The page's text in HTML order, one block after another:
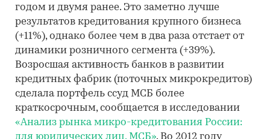
годом и двумя ранее. Это заметно лучше
результатов кредитования крупного бизнеса
(+11%), однако более чем в два раза отстает от
динамики розничного сегмента (+39%).
Возросшая активность банков в развитии
кредитных фабрик (поточных микрокредитов)
сделала портфель ссуд МСБ более
краткосрочным, сообщается в исследовании
«Анализ рынка микро-кредитования России:
для юридических лиц, МСБ». Во 2012 году